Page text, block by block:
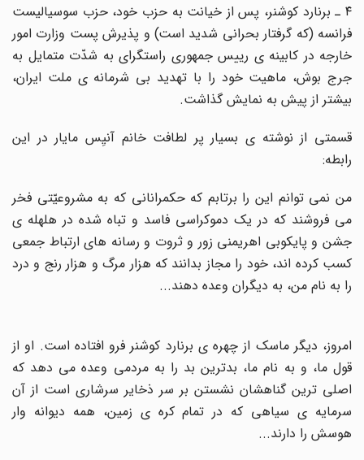
۴ ـ برنارد کوشنر، پس از خیانت به حزب خود، حزب سوسیالیست
فرانسه (که گرفتار بحرانی شدید است) و پذیرش پست وزارت امور
خارجه در کابینه ی رییس جمهوری راستگرای به شدّت متمایل به
جرج بوش، ماهیت خود را با تهدید بی شرمانه ی ملت ایران،
بیشتر از پیش به نمایش گذاشت.
قسمتی از نوشته ی بسیار پر لطافت خانم آنیِس مایار در این
رابطه:
من نمی توانم این را برتابم که حکمرانانی که به مشروعیّتی فخر
می فروشند که در یک دموکراسی فاسد و تباه شده در هلهله ی
جشن و پایکوبی اهریمنی زور و ثروت و رسانه های ارتباط جمعی
کسب کرده اند، خود را مجاز بدانند که هزار مرگ و هزار رنج و درد
را به نام من، به دیگران وعده دهند...
امروز، دیگر ماسک از چهره ی برنارد کوشنر فرو افتاده است. او از
قول ما، و به نام ما، بدترین بد را به مردمی وعده می دهد که
اصلی ترین گناهشان نشستن بر سر ذخایر سرشاری است از آن
سرمایه ی سیاهی که در تمام کره ی زمین، همه دیوانه وار
هوسش را دارند...